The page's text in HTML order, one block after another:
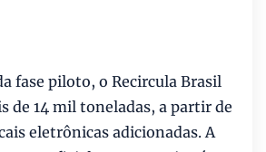
fase piloto, o Recircula Brasil
de 14 mil toneladas, a partir de
eletrônicas adicionadas. A